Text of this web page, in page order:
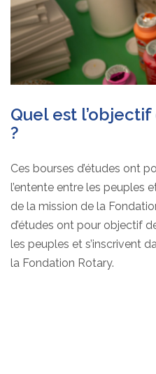
Quel est
?
Ces bourses d’études ont
l’entente entre les peuples
de la mission de la
d’études ont pour objectif
les peuples et s’inscrivent
la Fondation Rotary.